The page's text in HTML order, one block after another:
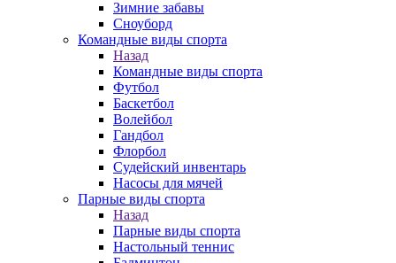
Зимние забавы
Сноуборд
Командные виды спорта
Назад
Командные виды спорта
Футбол
Баскетбол
Волейбол
Гандбол
Флорбол
Судейский инвентарь
Насосы для мячей
Парные виды спорта
Назад
Парные виды спорта
Настольный теннис